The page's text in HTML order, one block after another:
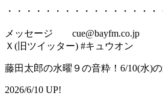
・・・・・・・・・・・・・・・・
メッセージ cue@bayfm.co.jp
Ｘ(旧ツイッター) #キュウオン
藤田太郎の水曜９の音粋！6/10(水)
2026/6/10 UP!